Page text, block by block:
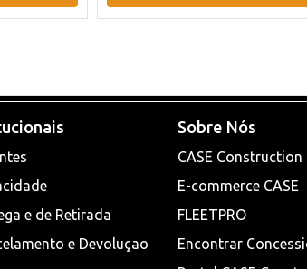
e de Retirada
e Devoluçao
Sobre Nós
CASE Construction
E-commerce CASE
FLEETPRO
Encontrar